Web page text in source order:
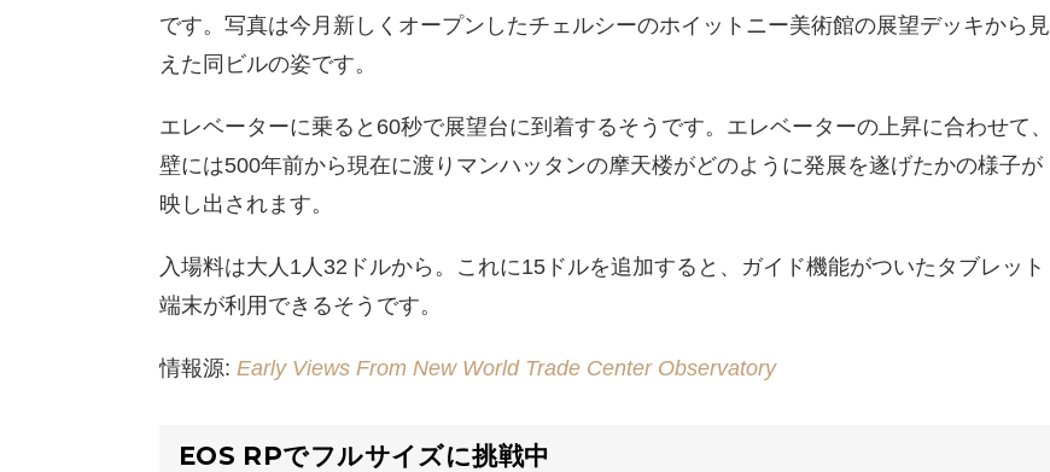
です。写真は今月新しくオープンしたチェルシーのホイットニー美術館の展望デッキから見
えた同ビルの姿です。
エレベーターに乗ると60秒で展望台に到着するそうです。エレベーターの上昇に合わせて、
壁には500年前から現在に渡りマンハッタンの摩天楼がどのように発展を遂げたかの様子が
映し出されます。
入場料は大人1人32ドルから。これに15ドルを追加すると、ガイド機能がついたタブレット
端末が利用できるそうです。
情報源: Early Views From New World Trade Center Observatory
EOS RPでフルサイズに挑戦中